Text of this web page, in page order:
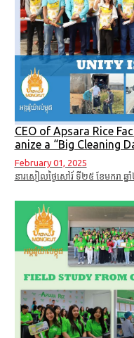
CEO of Apsara Rice
anize a “Big Cleaning
February 01, 2025
នារសៀលថ្ងៃសៅរ៍ ទី២៥ ខែមករា​ ឆ្